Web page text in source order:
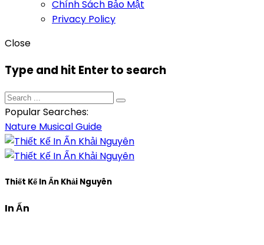
Chính Sách Bảo Mật
Privacy Policy
Close
Type and hit Enter to search
Popular Searches:
Nature MusicalGuide
Thiết Kế In Ấn Khải Nguyên
In Ấn